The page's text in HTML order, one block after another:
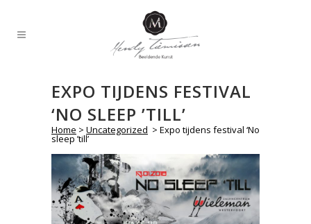
EXPO TIJDENS FESTIVAL
‘NO SLEEP ’TILL’
Home > Uncategorized > Expo tijdens festival ‘No
sleep ’till’